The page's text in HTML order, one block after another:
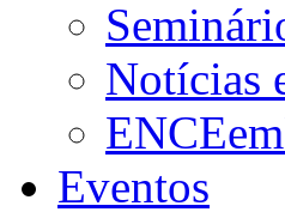
Notícias
Eventos